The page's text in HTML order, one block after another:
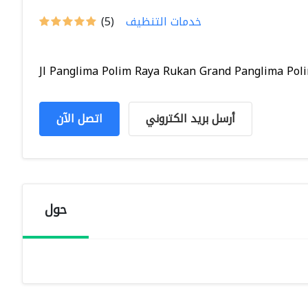
(5) خدمات التنظيف
Jl Panglima Polim Raya Rukan Grand Panglima
اتصل الآن أرسل بريد الكتروني
حول